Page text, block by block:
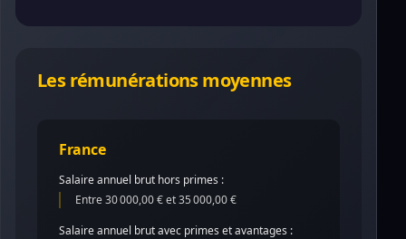
Les rémunérations moyennes
France
Salaire annuel brut hors primes :
Entre 30 000,00 € et 35 000,00 €
Salaire annuel brut avec primes et avantages :